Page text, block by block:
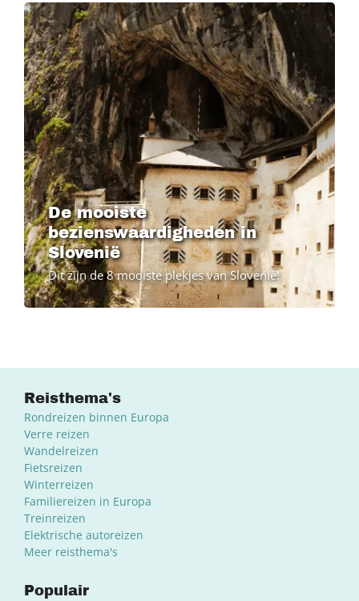
De mooiste
bezienswaardigheden in
Slovenië
Dit zijn de 8 mooiste plekjes van Slovenië!
Reisthema's
Rondreizen binnen Europa
Verre reizen
Wandelreizen
Fietsreizen
Winterreizen
Familiereizen in Europa
Treinreizen
Elektrische autoreizen
Meer reisthema's
Populair